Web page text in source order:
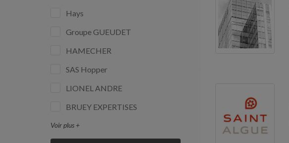
Hays
Groupe GUEUDET
HAMECHER
SAS Hopper
LIONEL ANDRE
BRUEY EXPERTISES
Voir plus +